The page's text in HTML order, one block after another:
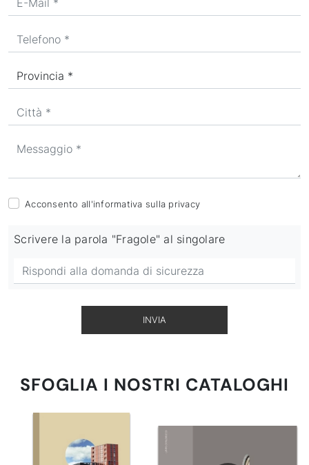
SFOGLIA I NOSTRI CATALOGHI
Acconsento all'informativa sulla privacy
Scrivere la parola "Fragole" al singolare
INVIA